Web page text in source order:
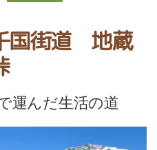
国街道 地蔵
運んだ生活の道